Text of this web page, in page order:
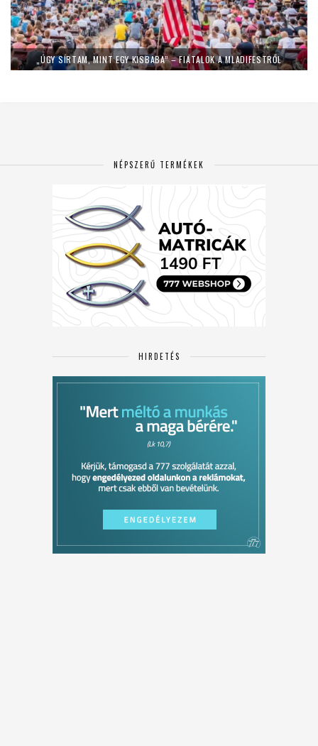
„ÚGY SÍRTAM, MINT EGY KISBABA” – FIATALOK A MLADIFESTRŐL
NÉPSZERŰ TERMÉKEK
HIRDETÉS